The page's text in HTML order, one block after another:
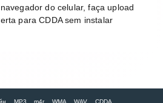
do celular, faça upload
para CDDA sem instalar
MP3 m4r WMA WAV CDDA